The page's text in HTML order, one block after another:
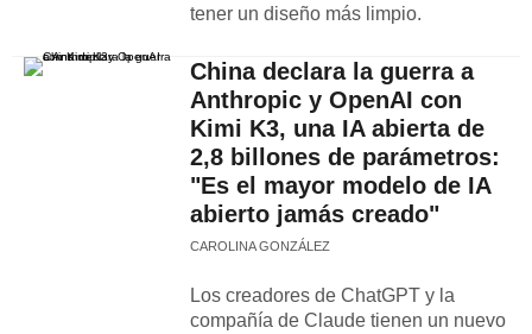
tener un diseño más limpio.
China declara la guerra a
Anthropic y OpenAI con
Kimi K3, una IA abierta de
2,8 billones de parámetros:
"Es el mayor modelo de IA
abierto jamás creado"
CAROLINA GONZÁLEZ
Los creadores de ChatGPT y la
compañía de Claude tienen un nuevo